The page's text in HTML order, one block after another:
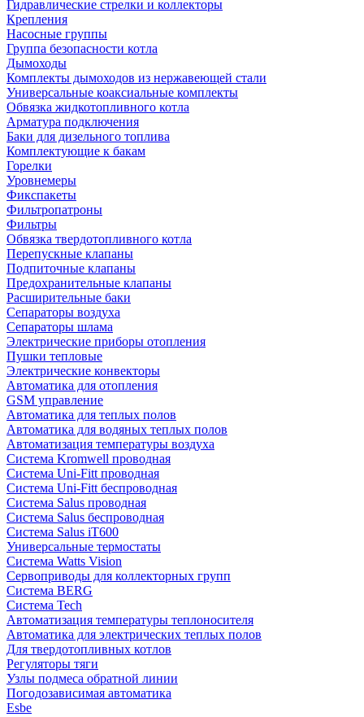
Гидравлические стрелки и коллекторы
Крепления
Насосные группы
Группа безопасности котла
Дымоходы
Комплекты дымоходов из нержавеющей стали
Универсальные коаксиальные комплекты
Обвязка жидкотопливного котла
Арматура подключения
Баки для дизельного топлива
Комплектующие к бакам
Горелки
Уровнемеры
Фикспакеты
Фильтропатроны
Фильтры
Обвязка твердотопливного котла
Перепускные клапаны
Подпиточные клапаны
Предохранительные клапаны
Расширительные баки
Сепараторы воздуха
Сепараторы шлама
Электрические приборы отопления
Пушки тепловые
Электрические конвекторы
Автоматика для отопления
GSM управление
Автоматика для теплых полов
Автоматика для водяных теплых полов
Автоматизация температуры воздуха
Система Kromwell проводная
Система Uni-Fitt проводная
Система Uni-Fitt беспроводная
Система Salus проводная
Система Salus беспроводная
Система Salus iT600
Универсальные термостаты
Система Watts Vision
Сервоприводы для коллекторных групп
Система BERG
Система Tech
Автоматизация температуры теплоносителя
Автоматика для электрических теплых полов
Для твердотопливных котлов
Регуляторы тяги
Узлы подмеса обратной линии
Погодозависимая автоматика
Esbe